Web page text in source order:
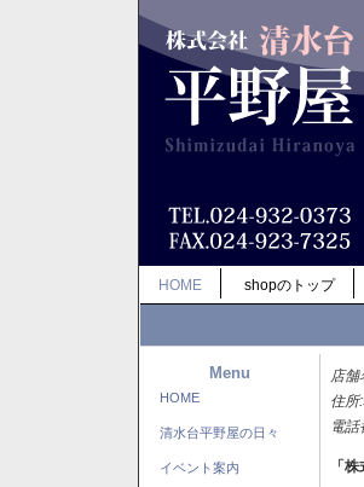
HOME shopのトップ
Menu
HOME
清水台平野屋の日々
イベント案内
店舗
住所
電
「